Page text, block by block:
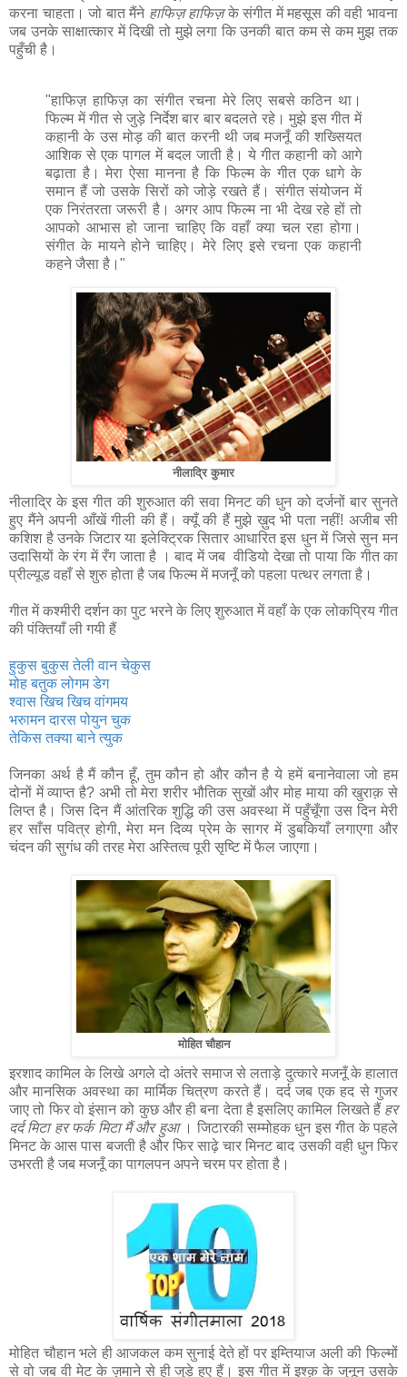
करना चाहता। जो बात मैंने हाफिज़ हाफिज़के संगीत में महसूस की वही भावना
जब उनके साक्षात्कार में दिखी तो मुझे लगा कि उनकी बात कम से कम मुझ तक
पहुँची है।
"हाफिज़ हाफिज़ का संगीत रचना मेरे लिए सबसे कठिन था।
फिल्म में गीत से जुड़े निर्देश बार बार बदलते रहे। मुझे इस गीत में
कहानी के उस मोड़ की बात करनी थी जब मजनूँ की शख्सियत
आशिक से एक पागल में बदल जाती है। ये गीत कहानी को आगे
बढ़ाता है। मेरा ऐसा मानना है कि फिल्म के गीत एक धागे के
समान हैं जो उसके सिरों को जोड़े रखते हैं। संगीत संयोजन में
एक निरंतरता जरूरी है। अगर आप फिल्म ना भी देख रहे हों तो
आपको आभास हो जाना चाहिए कि वहाँ क्या चल रहा होगा।
संगीत के मायने होने चाहिए। मेरे लिए इसे रचना एक कहानी
कहने जैसा है।"
नीलाद्रि कुमार
नीलाद्रि के इस गीत की शुरुआत की सवा मिनट की धुन को दर्जनों बार सुनते
हुए मैंने अपनी आँखें गीली की हैं। क्यूँ की हैं मुझे ख़ुद भी पता नहीं! अजीब सी
कशिश है उनके जिटार या इलेक्ट्रिक सितार आधारित इस धुन में जिसे सुन मन
उदासियों के रंग में रँग जाता है । बाद में जब वीडियो देखा तो पाया कि गीत का
प्रील्यूड वहाँ से शुरु होता है जब फिल्म में मजनूँ को पहला पत्थर लगता है।
गीत में कश्मीरी दर्शन का पुट भरने के लिए शुरुआत में वहाँ के एक लोकप्रिय गीत
की पंक्तियाँ ली गयी हैं
हुकुस बुकुसतेली वान चेकुस
मोह बतुक लोगम डेग
श्वास खिच खिच वांगमय
भरुामन दारस पोयुन चुक
तेकिस तक्या बाने त्युक
जिनका अर्थ है मैं कौन हूँ, तुम कौन हो और कौन है ये हमें बनानेवाला जो हम
दोनों में व्याप्त है? अभी तो मेरा शरीर भौतिक सुखों और मोह माया की खुराक़ से
लिप्त है। जिस दिन मैं आंतरिक शुद्धि की उस अवस्था में पहुँचूँगा उस दिन मेरी
हर साँस पवित्र होगी, मेरा मन दिव्य प्रेम के सागर में डुबकियाँ लगाएगा और
चंदन की सुगंध की तरह मेरा अस्तित्व पूरी सृष्टि में फैल जाएगा।
मोहित चौहान
इरशाद कामिल के लिखे अगले दो अंतरे समाज से लताड़े दुत्कारे मजनूँ के हालात
और मानसिक अवस्था का मार्मिक चित्रण करते हैं। दर्द जब एक हद से गुजर
जाए तो फिर वो इंसान को कुछ और ही बना देता है इसलिए कामिल लिखते हैं हर
दर्द मिटा हर फर्क मिटा मैं और हुआ । जिटारकी सम्मोहक धुन इस गीत के पहले
मिनट के आस पास बजती है और फिर साढ़े चार मिनट बाद उसकी वही धुन फिर
उभरती है जब मजनूँ का पागलपन अपने चरम पर होता है।
मोहित चौहान भले ही आजकल कम सुनाई देते हों पर इम्तियाज अली की फिल्मों
से वो जब वी मेट के ज़माने से ही जुड़े हुए हैं। इस गीत में इश्क़ के जुनून उसके